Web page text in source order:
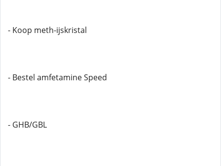
- Koop meth-ijskristal
- Bestel amfetamine Speed
- GHB/GBL